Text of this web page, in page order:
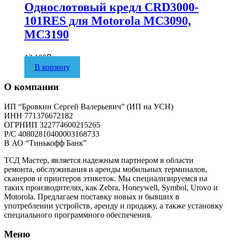
Однослотовый кредл CRD3000-
101RES для Motorola MC3090,
MC3190
12 100₽
В корзину
О компании
ИП “Бровкин Сергей Валерьевич” (ИП на УСН)
ИНН 771376672182
ОГРНИП 322774600215265
P/C 40802810400003168733
В АО “Тинькофф Банк”
ТСД Мастер, является надежным партнером в области
ремонта, обслуживания и аренды мобильных терминалов,
сканеров и принтеров этикеток. Мы специализируемся на
таких производителях, как Zebra, Honeywell, Symbol, Urovo и
Motorola. Предлагаем поставку новых и бывших в
употреблении устройств, аренду и продажу, а также установку
специального программного обеспечения.
Меню